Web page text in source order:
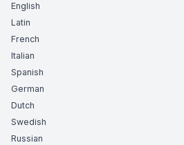
English
Latin
French
Italian
Spanish
German
Dutch
Swedish
Russian